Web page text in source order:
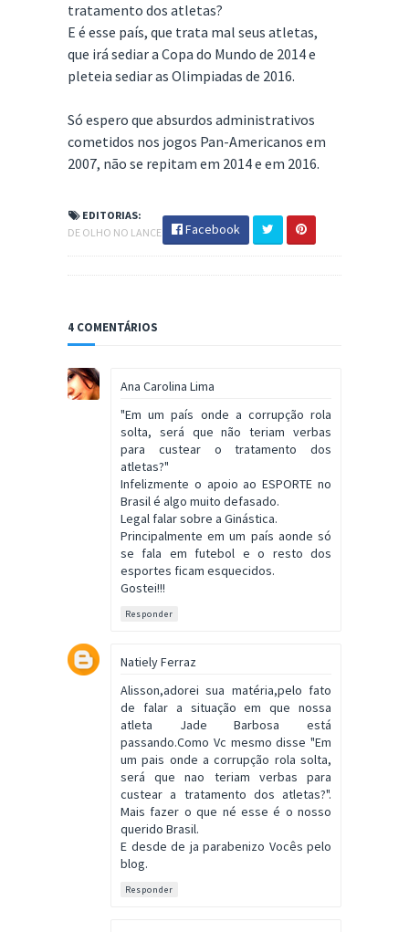
tratamento dos atletas?
E é esse país, que trata mal seus atletas,
que irá sediar a Copa do Mundo de 2014 e
pleteia sediar as Olimpiadas de 2016.
Só espero que absurdos administrativos
cometidos nos jogos Pan-Americanos em
2007, não se repitam em 2014 e em 2016.
EDITORIAS:
DE OLHO NO LANCE
Facebook
4 COMENTÁRIOS
Ana Carolina Lima
"Em um país onde a corrupção rola
solta, será que não teriam verbas
para custear o tratamento dos
atletas?"
Infelizmente o apoio ao ESPORTE no
Brasil é algo muito defasado.
Legal falar sobre a Ginástica.
Principalmente em um país aonde só
se fala em futebol e o resto dos
esportes ficam esquecidos.
Gostei!!!
Responder
Natiely Ferraz
Alisson,adorei sua matéria,pelo fato
de falar a situação em que nossa
atleta Jade Barbosa está
passando.Como Vc mesmo disse "Em
um pais onde a corrupção rola solta,
será que nao teriam verbas para
custear a tratamento dos atletas?".
Mais fazer o que né esse é o nosso
querido Brasil.
E desde de ja parabenizo Vocês pelo
blog.
Responder